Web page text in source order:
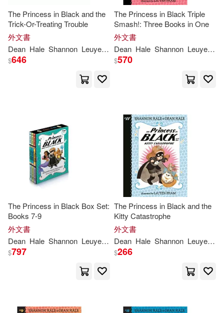
Dean(38) Shannon(33)
Dean/ Pham(27)
Leuyen (ILT)(25)
迪恩．海爾(12)
Dean/ Hale(4)
Nathan (ILT)(4)
Dean/ Whelan(2)
Julia (NRT)(2) 迪恩‧海爾(2)
展開
Ingram(65) 字畝文化(14)
Beascoa Ediciones(4)
Bloomsbury USA(2)
Little Brown & Co(2)
The Princess in Black and the
Trick-Or-Treating Trouble
外文書
Dean Hale Shannon Leuyen Pham
$646
The Princess in Black Triple
Smash!: Three Books in One
外文書
Dean Hale Shannon Leuyen
$570
The Princess in Black Box Set:
Books 7-9
外文書
Dean Hale Shannon Leuyen Pham
$797
The Princess in Black and the
Kitty Catastrophe
外文書
Dean Hale Shannon Leuyen
$266